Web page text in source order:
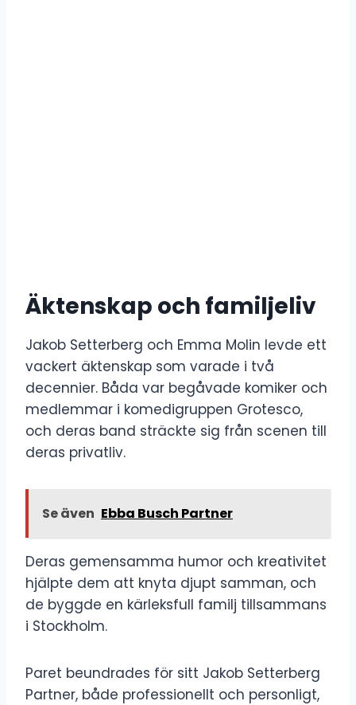
Äktenskap och familjeliv
Jakob Setterberg och Emma Molin levde ett
vackert äktenskap som varade i två
decennier. Båda var begåvade komiker och
medlemmar i komedigruppen Grotesco,
och deras band sträckte sig från scenen till
deras privatliv.
Se även Ebba Busch Partner
Deras gemensamma humor och kreativitet
hjälpte dem att knyta djupt samman, och
de byggde en kärleksfull familj tillsammans
i Stockholm.
Paret beundrades för sitt Jakob Setterberg
Partner, både professionellt och personligt,